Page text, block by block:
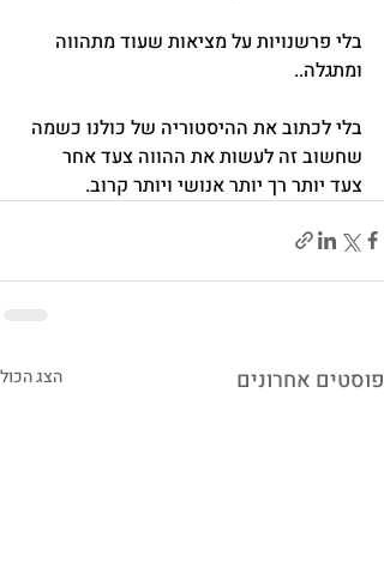
בלי פרשנויות על מציאות שעוד מתהווה
ומתגלה..
בלי לכתוב את ההיסטוריה של כולנו כשמה
שחשוב זה לעשות את ההווה צעד אחר
צעד יותר רך יותר אנושי ויותר קרוב.
פוסטים אחרונים הצג הכול